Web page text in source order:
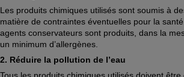
Les produits chimiques utilisés sont soumis à
matière de contraintes éventuelles pour la
agents conservateurs sont produits, dans la
un minimum d’allergènes.
2. Réduire la pollution de l’eau